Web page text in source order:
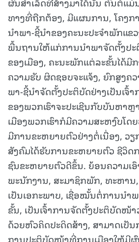
ທາງທີ່ຖືກຕ້ອງ, ມີແຜນການ, ໂຄງກ
ນໍາພາ-ຊີ້ນໍາຂອງຄະນະປະຈໍາພັກແຂ
ພື້ນຖານໃຫ້ແກ່ການນໍາພາຈັດຕັ້ງປະ
ຂອງເມືອງ, ຄະນະພັກແຕ່ລະຂັ້ນໄດ້ມີ
ຄວາມຮັບ ຜິດຊອບຈະແຈ້ງ, ຍົກສູງຄ
ພາ-ຊີ້ນໍາຈັດຕັ້ງປະຕິບັດຢ່າງເປັນເຈົ້າ
ຂອງພວກເຮົາຈະປະເຊີນກັບບັນຫາ
ເມືອງພວກເຮົາກໍມີຄວາມສະຫງົບໂ
ມີການຂະຫຍາຍຕົວຢ່າງຕໍ່ເນື່ອງ, ວ
ສັງຄົມໄດ້ຮັບການຂະຫຍາຍຕົວ ຊີວິດ
ຊົນຂະຫຍາຍຕົວດີຂຶ້ນ. ຍ້ອນຄວາມເອົ
ພະນັກງານ, ສະມາຊິກພັກ, ທະຫາ
ເປັນເອກະພາບ, ເຊື່ອໝັ້ນຕໍ່ການນໍາ
ຂັ້ນ, ເປັນເຈົ້າການຈັດຕັ້ງປະຕິບັດໜ້
ດ້ວຍຫົວຄິດປະດິດສ້າງ, ສາມາດເປັ
ການປະຕິບັດໜ້າທີ່ການເມືອງໃຫ້ມີຜົ